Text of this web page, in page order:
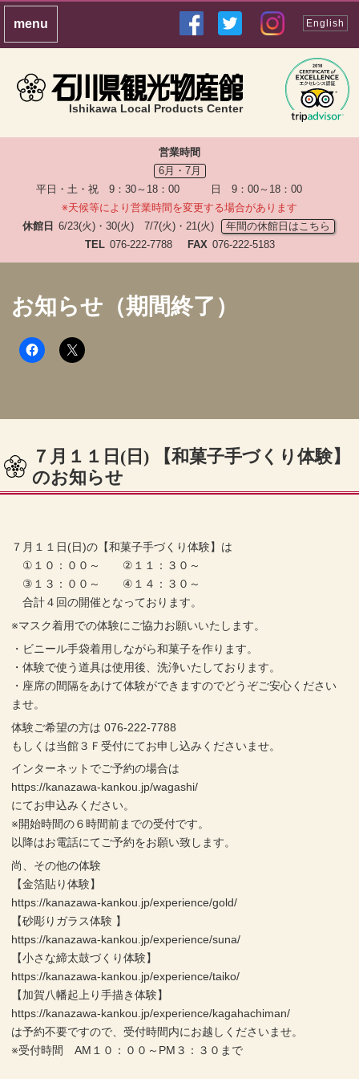
Ishikawa Local Products Center
English
営業時間
6月・7月
平日・土・祝 9：30～18：00 日 9：00～18：00
※天候等により営業時間を変更する場合があります
休館日 6/23(火)・30(火) 7/7(火)・21(火)
年間の休館日はこちら
TEL 076-222-7788 FAX 076-222-5183
お知らせ（期間終了）
７月１１日(日) 【和菓子手づくり体験】
のお知らせ
７月１１日(日)の【和菓子手づくり体験】は
①１０：００～ ②１１：３０～
③１３：００～ ④１４：３０～
合計４回の開催となっております。
※マスク着用での体験にご協力お願いいたします。
・ビニール手袋着用しながら和菓子を作ります。
・体験で使う道具は使用後、洗浄いたしております。
・座席の間隔をあけて体験ができますのでどうぞご安心ください
ませ。
体験ご希望の方は 076-222-7788
もしくは当館３Ｆ受付にてお申し込みくださいませ。
インターネットでご予約の場合は
https://kanazawa-kankou.jp/wagashi/
にてお申込みください。
※開始時間の６時間前までの受付です。
以降はお電話にてご予約をお願い致します。
尚、その他の体験
【金箔貼り体験】
https://kanazawa-kankou.jp/experience/gold/
【砂彫りガラス体験 】
https://kanazawa-kankou.jp/experience/suna/
【小さな締太鼓づくり体験】
https://kanazawa-kankou.jp/experience/taiko/
【加賀八幡起上り手描き体験】
https://kanazawa-kankou.jp/experience/kagahachiman/
は予約不要ですので、受付時間内にお越しくださいませ。
※受付時間 AM１０：００～PM３：３０まで